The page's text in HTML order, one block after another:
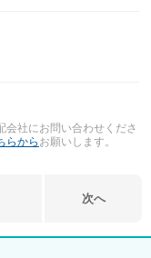
社にお問い合わせくださ
らから お願いします。
次へ